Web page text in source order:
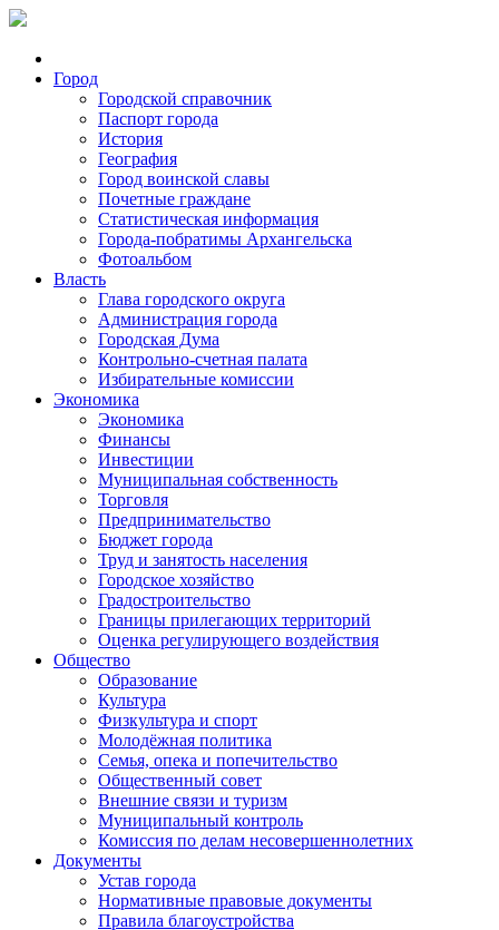
Город
Городской справочник
Паспорт города
История
География
Город воинской славы
Почетные граждане
Статистическая информация
Города-побратимы Архангельска
Фотоальбом
Власть
Глава городского округа
Администрация города
Городская Дума
Контрольно-счетная палата
Избирательные комиссии
Экономика
Экономика
Финансы
Инвестиции
Муниципальная собственность
Торговля
Предпринимательство
Бюджет города
Труд и занятость населения
Городское хозяйство
Градостроительство
Границы прилегающих территорий
Оценка регулирующего воздействия
Общество
Образование
Культура
Физкультура и спорт
Молодёжная политика
Семья, опека и попечительство
Общественный совет
Внешние связи и туризм
Муниципальный контроль
Комиссия по делам несовершеннолетних
Документы
Устав города
Нормативные правовые документы
Правила благоустройства